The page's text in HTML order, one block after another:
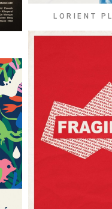
LORIENT